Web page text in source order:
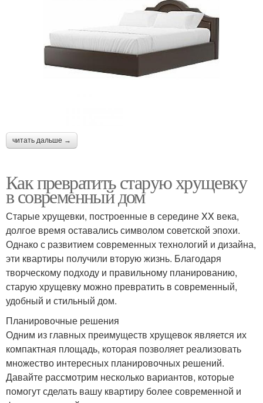
читать дальше →
Как превратить старую хрущевку
в современный дом
Старые хрущевки, построенные в середине XX века,
долгое время оставались символом советской эпохи.
Однако с развитием современных технологий и дизайна,
эти квартиры получили вторую жизнь. Благодаря
творческому подходу и правильному планированию,
старую хрущевку можно превратить в современный,
удобный и стильный дом.
Планировочные решения
Одним из главных преимуществ хрущевок является их
компактная площадь, которая позволяет реализовать
множество интересных планировочных решений.
Давайте рассмотрим несколько вариантов, которые
помогут сделать вашу квартиру более современной и